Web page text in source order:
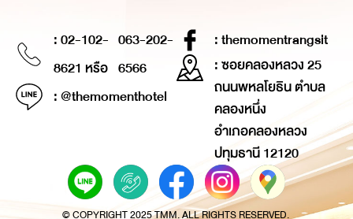
: 02-102-
8621 หรือ
063-202-
6566
: @themomenthotel
: themomentrangsit
: ซอยคลองหลวง 25
ถนนพหลโยธิน ตำบล
คลองหนึ่ง
อำเภอคลองหลวง
ปทุมธานี 12120
© COPYRIGHT 2025 TMM. ALL RIGHTS RESERVED.